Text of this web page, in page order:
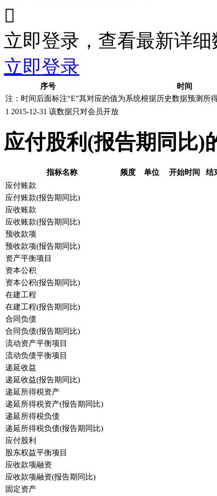

立即登录，查看最新详细
立即登录
序号
时间
注：时间后面标注“E”其对应的值为系统根据历史数据预测所
1 2015-12-31 该数据只对会员开放
应付股利(报告期同比)
指标名称 频度 单位 开始时间
结
应付账款
应付账款(报告期同比)
应收账款
应收账款(报告期同比)
预收款项
预收款项(报告期同比)
资产平衡项目
资本公积
资本公积(报告期同比)
在建工程
在建工程(报告期同比)
合同负债
合同负债(报告期同比)
流动资产平衡项目
流动负债平衡项目
递延收益
递延收益(报告期同比)
递延所得税资产
递延所得税资产(报告期同比)
递延所得税负债
递延所得税负债(报告期同比)
应付股利
股东权益平衡项目
应收款项融资
应收款项融资(报告期同比)
固定资产